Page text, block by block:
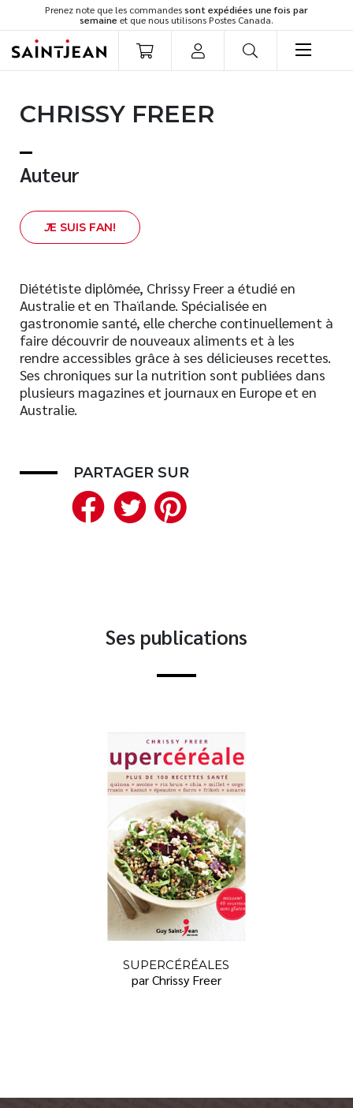
Prenez note que les commandessont expédiées une fois par
semaine et que nous utilisons Postes Canada.
Romans
Développement personnel
Spiritualité
Famille
Témoignages
Vie pratique
Finances
Nouveautés
Numérique
Page vedette
AUTEURS
CHRISSY FREER
Auteur
JE SUIS FAN!
Diététiste diplômée, Chrissy Freer a étudié en
Australie et en Thaïlande. Spécialisée en
gastronomie santé, elle cherche continuellement à
faire découvrir de nouveaux aliments et à les
rendre accessibles grâce à ses délicieuses recettes.
Ses chroniques sur la nutrition sont publiées dans
plusieurs magazines et journaux en Europe et en
Australie.
PARTAGER SUR
Facebook
Twitter
Ses publications
SUPERCÉRÉALES
par Chrissy Freer